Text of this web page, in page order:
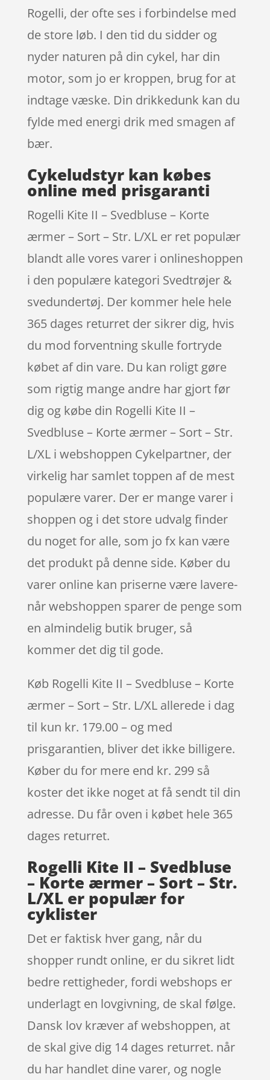
Rogelli, der ofte ses i forbindelse med
de store løb. I den tid du sidder og
nyder naturen på din cykel, har din
motor, som jo er kroppen, brug for at
indtage væske. Din drikkedunk kan du
fylde med energi drik med smagen af
bær.
Cykeludstyr kan købes
online med prisgaranti
Rogelli Kite II – Svedbluse – Korte
ærmer – Sort – Str. L/XL er ret populær
blandt alle vores varer i onlineshoppen
i den populære kategori Svedtrøjer &
svedundertøj. Der kommer hele hele
365 dages returret der sikrer dig, hvis
du mod forventning skulle fortryde
købet af din vare. Du kan roligt gøre
som rigtig mange andre har gjort før
dig og købe din Rogelli Kite II –
Svedbluse – Korte ærmer – Sort – Str.
L/XL i webshoppen Cykelpartner, der
virkelig har samlet toppen af de mest
populære varer. Der er mange varer i
shoppen og i det store udvalg finder
du noget for alle, som jo fx kan være
det produkt på denne side. Køber du
varer online kan priserne være lavere-
når webshoppen sparer de penge som
en almindelig butik bruger, så
kommer det dig til gode.
Køb Rogelli Kite II – Svedbluse – Korte
ærmer – Sort – Str. L/XL allerede i dag
til kun kr. 179.00 – og med
prisgarantien, bliver det ikke billigere.
Køber du for mere end kr. 299 så
koster det ikke noget at få sendt til din
adresse. Du får oven i købet hele 365
dages returret.
Rogelli Kite II – Svedbluse
– Korte ærmer – Sort – Str.
L/XL er populær for
cyklister
Det er faktisk hver gang, når du
shopper rundt online, er du sikret lidt
bedre rettigheder, fordi webshops er
underlagt en lovgivning, de skal følge.
Dansk lov kræver af webshoppen, at
de skal give dig 14 dages returret. når
du har handlet dine varer, og nogle